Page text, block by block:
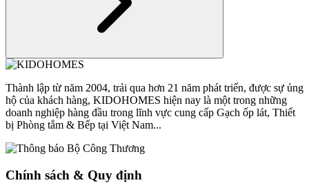
Thành lập từ năm 2004, trải qua hơn 21 năm phát triển, được sự ủng
hộ của khách hàng, KIDOHOMES hiện nay là một trong những
doanh nghiệp hàng đầu trong lĩnh vực cung cấp Gạch ốp lát, Thiết
bị Phòng tắm & Bếp tại Việt Nam...
Chính sách & Quy định